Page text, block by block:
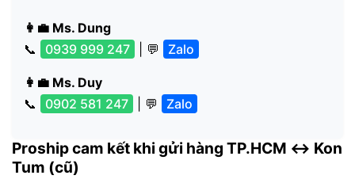
👩‍💼 Ms. Dung
📞
0939 999 247 | 💬 Zalo
👩‍💼 Ms. Duy
📞
0902 581 247 | 💬 Zalo
Proship cam kết khi gửi hàng TP.HCM ↔ Kon
Tum (cũ)